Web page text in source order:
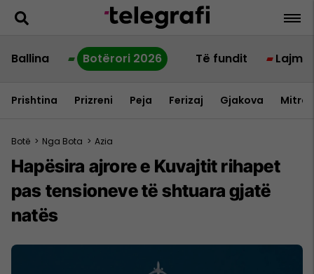
Ballina Botërori 2026 Të fundit Lajme
Prishtina Prizreni Peja Ferizaj Gjakova
Botë > Nga Bota > Azia
Hapësira ajrore e Kuvajtit rihapet
pas tensioneve të shtuara gjatë
natës